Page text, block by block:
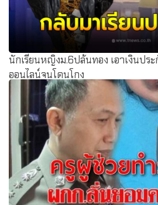
นักเรียนหญิงม.6ปล้นทอง เอาเงินปร
ออนไลน์จนโดนโกง